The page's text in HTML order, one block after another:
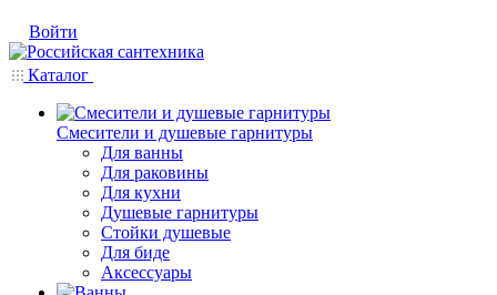
Войти
Каталог
Смесители и душевые гарнитуры
Для ванны
Для раковины
Для кухни
Душевые гарнитуры
Стойки душевые
Для биде
Аксессуары